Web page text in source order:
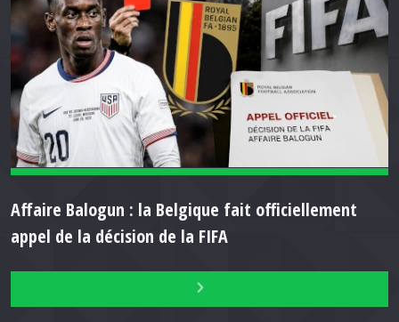
Affaire Balogun : la Belgique fait officiellement
appel de la décision de la FIFA